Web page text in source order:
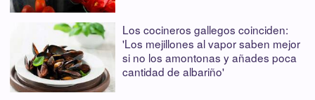
Los cocineros gallegos coinciden:
'Los mejillones al vapor saben mejor
si no los amontonas y añades poca
cantidad de albariño'